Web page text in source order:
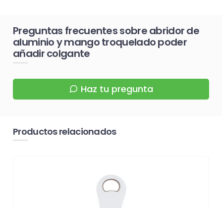
Preguntas frecuentes sobre abridor de
aluminio y mango troquelado poder
añadir colgante
Haz tu pregunta
Productos relacionados